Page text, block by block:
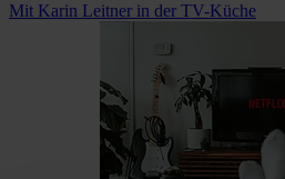
Mit Karin Leitner in der TV-Küche